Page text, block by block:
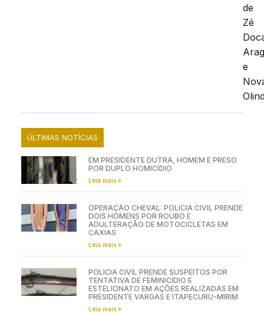
de
Zé
e
ÚLTIMAS NOTÍCIAS
EM PRESIDENTE DUTRA, HOMEM É PRESO
POR DUPLO HOMICÍDIO
Leia mais »
OPERAÇÃO CHEVAL: POLÍCIA CIVIL PRENDE
DOIS HOMENS POR ROUBO E
ADULTERAÇÃO DE MOTOCICLETAS EM
CAXIAS
Leia mais »
POLÍCIA CIVIL PRENDE SUSPEITOS POR
TENTATIVA DE FEMINICÍDIO E
ESTELIONATO EM AÇÕES REALIZADAS EM
PRESIDENTE VARGAS E ITAPECURU-MIRIM
Leia mais »